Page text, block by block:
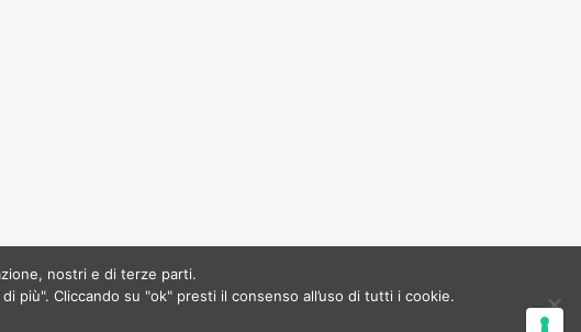
Dinamo
nostri e di terze parti.
più". Cliccando su "ok" presti il consenso all’uso di tutti i cookie.